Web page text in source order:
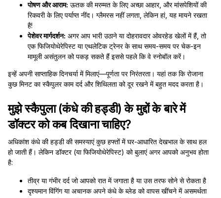
पोषण और आराम: ऊतक की मरम्मत के लिए अच्छा आहार, और मांसपेशियों की
रिकवरी के लिए पर्याप्त नींद। ग्लैमरस नहीं लगता, लेकिन हां, यह मायने रखता
है!
पेशेवर मार्गदर्शन: अगर आप भारी उठाने या दोहरावदार ओवरहेड खेलों में हैं, तो
एक फिजियोथेरेपिस्ट या एथलेटिक ट्रेनर के साथ समय-समय पर चेक-इन
मामूली असंतुलन को पकड़ सकते हैं इससे पहले कि वे स्नोबॉल करें।
इन्हें अपनी साप्ताहिक दिनचर्या में मिलाएं—पूर्णता पर निरंतरता। यहां तक कि रोजाना
कुछ मिनट का स्कैपुलर काम दर्द और शिथिलता को दूर रखने में बहुत मदद करता है।
मुझे स्कैपुला (कंधे की हड्डी) के मुद्दों के बारे में
डॉक्टर को कब दिखाना चाहिए?
अधिकांश कंधे की हड्डी की समस्याएं कुछ हफ्तों में घर-आधारित देखभाल के साथ हल
हो जाती हैं। लेकिन डॉक्टर (या फिजियोथेरेपिस्ट) को बुलाएं अगर आपको अनुभव होता
है:
तीव्र या गंभीर दर्द जो आपको रात में जगाता है या उस तरफ सोने से रोकता है
दृश्यमान विंगिंग या अचानक अपने कंधे के ब्लेड को वापस खींचने में असमर्थता